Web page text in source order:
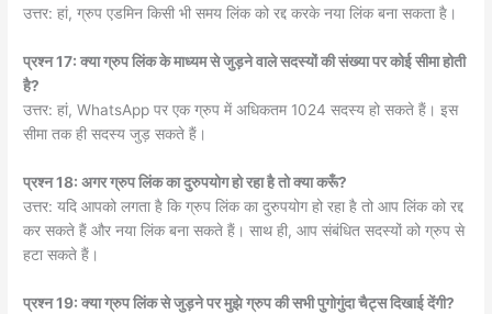
उत्तर: हां, ग्रुप एडमिन किसी भी समय लिंक को रद्द करके नया लिंक बना सकता है।
प्रश्न 17: क्या ग्रुप लिंक के माध्यम से जुड़ने वाले सदस्यों की संख्या पर कोई सीमा होती
है?
उत्तर: हां, WhatsApp पर एक ग्रुप में अधिकतम 1024 सदस्य हो सकते हैं। इस
सीमा तक ही सदस्य जुड़ सकते हैं।
प्रश्न 18: अगर ग्रुप लिंक का दुरुपयोग हो रहा है तो क्या करूँ?
उत्तर: यदि आपको लगता है कि ग्रुप लिंक का दुरुपयोग हो रहा है तो आप लिंक को रद्द
कर सकते हैं और नया लिंक बना सकते हैं। साथ ही, आप संबंधित सदस्यों को ग्रुप से
हटा सकते हैं।
प्रश्न 19: क्या ग्रुप लिंक से जुड़ने पर मुझे ग्रुप की सभी पुगोगुंदा चैट्स दिखाई देंगी?